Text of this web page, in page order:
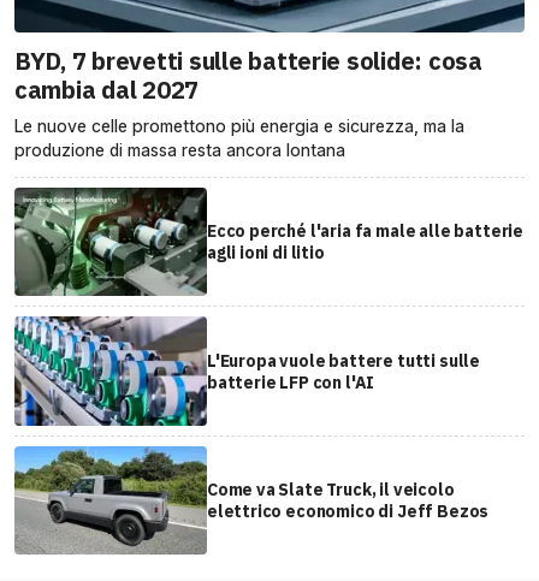
BYD, 7 brevetti sulle batterie solide: cosa
cambia dal 2027
Le nuove celle promettono più energia e sicurezza, ma la
produzione di massa resta ancora lontana
Ecco perché l'aria fa male alle batterie
agli ioni di litio
L'Europa vuole battere tutti sulle
batterie LFP con l'AI
Come va Slate Truck, il veicolo
elettrico economico di Jeff Bezos